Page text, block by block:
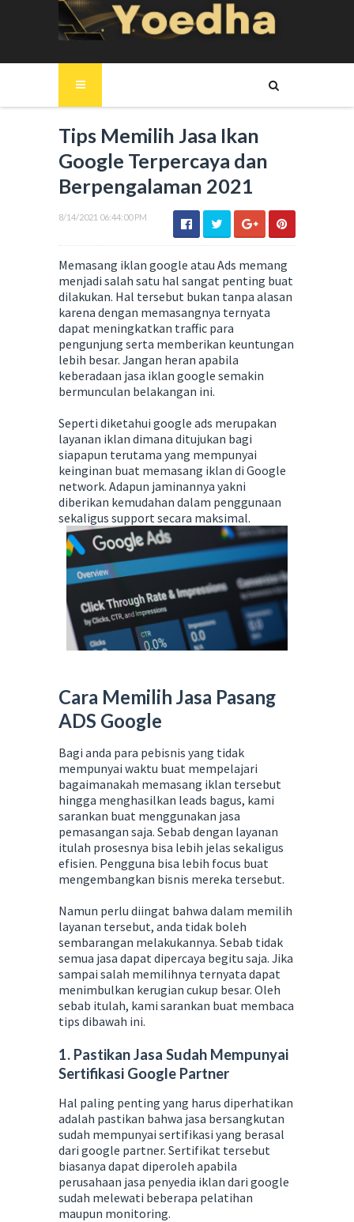
Tips Memilih Jasa Ikan
Google Terpercaya dan
Berpengalaman 2021
8/14/2021 06:44:00 PM
Memasang iklan google atau Ads memang
menjadi salah satu hal sangat penting buat
dilakukan. Hal tersebut bukan tanpa alasan
karena dengan memasangnya ternyata
dapat meningkatkan traffic para
pengunjung serta memberikan keuntungan
lebih besar. Jangan heran apabila
keberadaan jasa iklan google semakin
bermunculan belakangan ini.
Seperti diketahui google ads merupakan
layanan iklan dimana ditujukan bagi
siapapun terutama yang mempunyai
keinginan buat memasang iklan di Google
network. Adapun jaminannya yakni
diberikan kemudahan dalam penggunaan
sekaligus support secara maksimal.
Cara Memilih Jasa Pasang
ADS Google
Bagi anda para pebisnis yang tidak
mempunyai waktu buat mempelajari
bagaimanakah memasang iklan tersebut
hingga menghasilkan leads bagus, kami
sarankan buat menggunakan jasa
pemasangan saja. Sebab dengan layanan
itulah prosesnya bisa lebih jelas sekaligus
efisien. Pengguna bisa lebih focus buat
mengembangkan bisnis mereka tersebut.
Namun perlu diingat bahwa dalam memilih
layanan tersebut, anda tidak boleh
sembarangan melakukannya. Sebab tidak
semua jasa dapat dipercaya begitu saja. Jika
sampai salah memilihnya ternyata dapat
menimbulkan kerugian cukup besar. Oleh
sebab itulah, kami sarankan buat membaca
tips dibawah ini.
1. Pastikan Jasa Sudah Mempunyai
Sertifikasi Google Partner
Hal paling penting yang harus diperhatikan
adalah pastikan bahwa jasa bersangkutan
sudah mempunyai sertifikasi yang berasal
dari google partner. Sertifikat tersebut
biasanya dapat diperoleh apabila
perusahaan jasa penyedia iklan dari google
sudah melewati beberapa pelatihan
maupun monitoring.